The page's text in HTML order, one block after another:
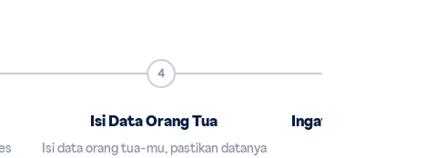
4
Isi Data Orang Tua
Isi data orang tua-mu, pastikan datanya
Ingatkan Orang